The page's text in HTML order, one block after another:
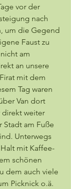
vor der
nach
um die Gegend
Faust zu
am
an unsere
mit dem
Tag waren
Van dort
direkt weiter
Stadt am Fuße
Unterwegs
mit Kaffee-
schönen
dem auch viele
Picknick o.ä.